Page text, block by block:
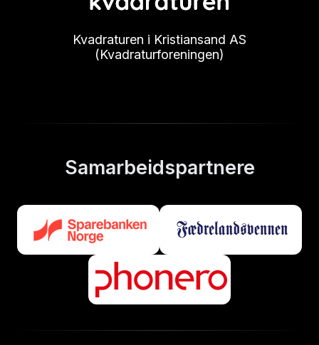
Kvadraturen i Kristiansand AS
(Kvadraturforeningen)
Samarbeidspartnere